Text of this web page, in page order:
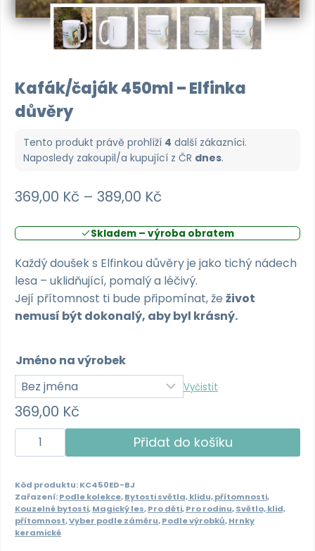
Kafák/čaják 450ml – Elfinka
důvěry
Tento produkt právě prohlíží 4 další zákazníci.
Naposledy zakoupil/a kupující z ČR dnes.
369,00 Kč – 389,00 Kč
369,00 Kč
až
389,00 Kč
Skladem – výroba obratem
Každý doušek s Elfinkou důvěry je jako tichý nádech
lesa – uklidňující, pomalý a léčivý.
Její přítomnost ti bude připomínat, že život
nemusí být dokonalý, aby byl krásný.
Jméno na výrobek
Vyčistit
369,00 Kč
Kafák/
čaják
–
Elfinka
důvěry
množství
Přidat do košíku
Kód produktu:KC450ED-BJ
Zařazení:Podle kolekce,Bytosti světla, klidu, přítomnosti,
Kouzelné bytosti,Magický les,Pro děti,Pro rodinu,Světlo, klid,
přítomnost,Vyber podle záměru,Podle výrobků,Hrnky
keramické